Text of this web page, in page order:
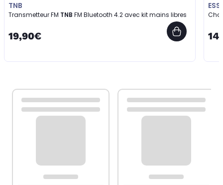
TNB
Transmetteur FM TNB FM Bluetooth 4.2 avec kit mains libres
19,90€